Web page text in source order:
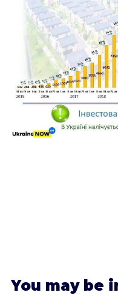
You may be